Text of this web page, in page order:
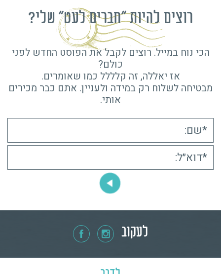
רוצים להיות "חברים לעט" שלי?
הכי נוח במייל. רוצים לקבל את הפוסט החדש לפני
כולם?
אז יאללה, זה קלללל כמו שאומרים.
מבטיחה לשלוח רק במידה ולעניין. אתם כבר מכירים
אותי.
לעקוב